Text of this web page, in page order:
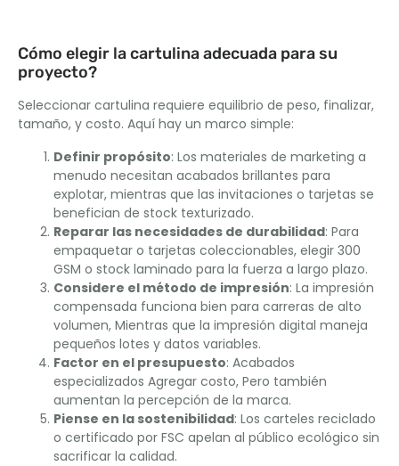
Cómo elegir la cartulina adecuada para su
proyecto?
Seleccionar cartulina requiere equilibrio de peso, finalizar,
tamaño, y costo. Aquí hay un marco simple:
Definir propósito: Los materiales de marketing a
menudo necesitan acabados brillantes para
explotar, mientras que las invitaciones o tarjetas se
benefician de stock texturizado.
Reparar las necesidades de durabilidad: Para
empaquetar o tarjetas coleccionables, elegir 300
GSM o stock laminado para la fuerza a largo plazo.
Considere el método de impresión: La impresión
compensada funciona bien para carreras de alto
volumen, Mientras que la impresión digital maneja
pequeños lotes y datos variables.
Factor en el presupuesto: Acabados
especializados Agregar costo, Pero también
aumentan la percepción de la marca.
Piense en la sostenibilidad: Los carteles reciclado
o certificado por FSC apelan al público ecológico sin
sacrificar la calidad.